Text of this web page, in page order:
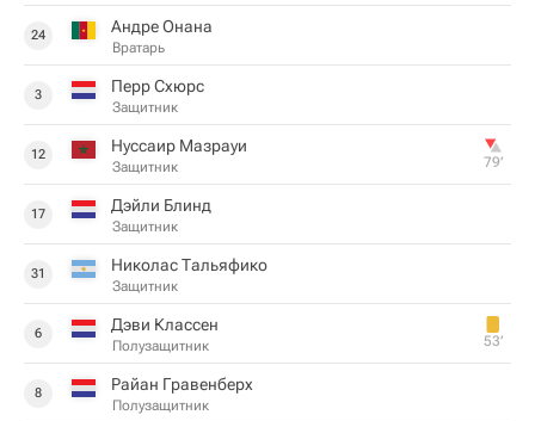
24 Андре Онана
Вратарь
3 Перр Схюрс
Защитник
12 Нуссаир Мазрауи
Защитник 79‎’‎
17 Дэйли Блинд
Защитник
31 Николас Тальяфико
Защитник
6 Дэви Классен
Полузащитник 53‎’‎
8 Райан Гравенберх
Полузащитник